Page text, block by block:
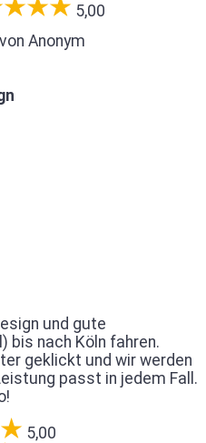
5,00
von Anonym
und gute
bis nach Köln fahren.
geklickt und wir werden
passt in jedem Fall.
5,00